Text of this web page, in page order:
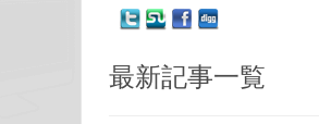
最新記事一覧